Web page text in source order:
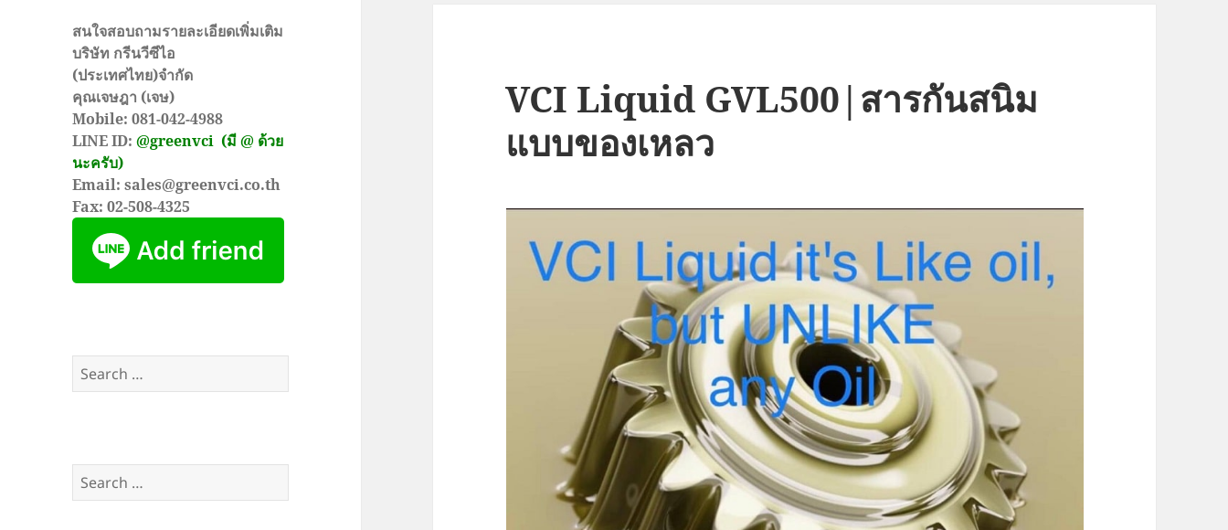
สนใจสอบถามรายละเอียดเพิ่มเติม
บริษัท กรีนวีซีไอ
(ประเทศไทย)จำกัด
คุณเจษฎา (เจษ)
Mobile: 081-042-4988
LINE ID:@greenvci (มี @ ด้วย
นะครับ)
Email: sales@greenvci.co.th
Fax: 02-508-4325
Search
for:
Search
for:
VCI Liquid GVL500|สารกันสนิม
แบบของเหลว